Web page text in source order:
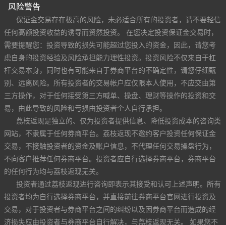
风险警告
保证金交易存在极高的风险，未必适合所有的投资者，请不要轻信
任何高额投资收益的诱导而贸然投资。 在您决定投资保证金交易时，
需要提醒您：投资导致的损失可能超过您投入的资金，因此，请您考
虑自身的投资经验及风险承担能力理性投资。投资风险不仅来自于杠
杆交易本身，同时也有可能来自于券商平台的不确定性，请您仔细甄
别、远离风险。所有投资者的交易帐户应仅限本人使用，不应交由第
三方操作，对于任何接受第三方喊单、操盘、理财等操作的投资和交
易，由此导致的风险和亏损由投资者个人自行承担。
荔枝返现是独立的、仅为投资者提供信息、降低投资成本的咨询类
网站，不隶属于任何券商平台。荔枝返现不邀约客户投资任何保证金
交易，不接触投资者的资金及账户信息，不代理任何交易操盘行为，
不向客户推荐任何券商平台。投资者应自行选择券商平台，券商平台
的任何行为均与荔枝返现无关。
投资者通过荔枝返现进行咨询即表示其接受和认可上述声明。所有
投资者均为自行选择券商平台，并直接前往券商平台官网进行投资及
交易，对于投资者与券商平台之间的纠纷以及因券商平台而造成的经
济损失应由投资者与券商平台自行解决，与荔枝返现无关。 如果您不